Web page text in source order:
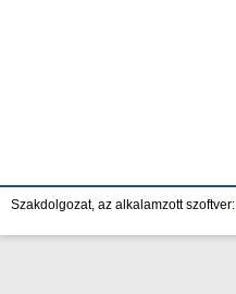
Szakdolgozat, az alkalamzott szoftver: